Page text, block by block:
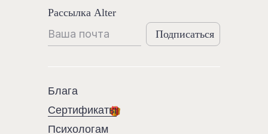
Блага
Сертификаты
Психологам
Рассылка Alter
Подписаться